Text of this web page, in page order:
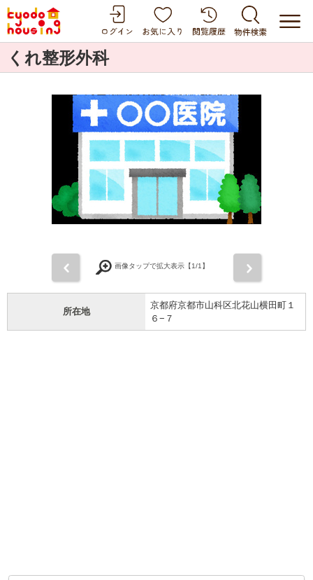
くれ整形外科
画像タップで拡大表示【1/1】
所在地
京都府京都市山科区北花山横田町１
６−７